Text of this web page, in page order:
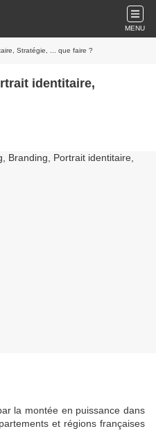
MENU
Stratégie, ... que faire ?
identitaire,
la montée en puissance dans
et régions françaises